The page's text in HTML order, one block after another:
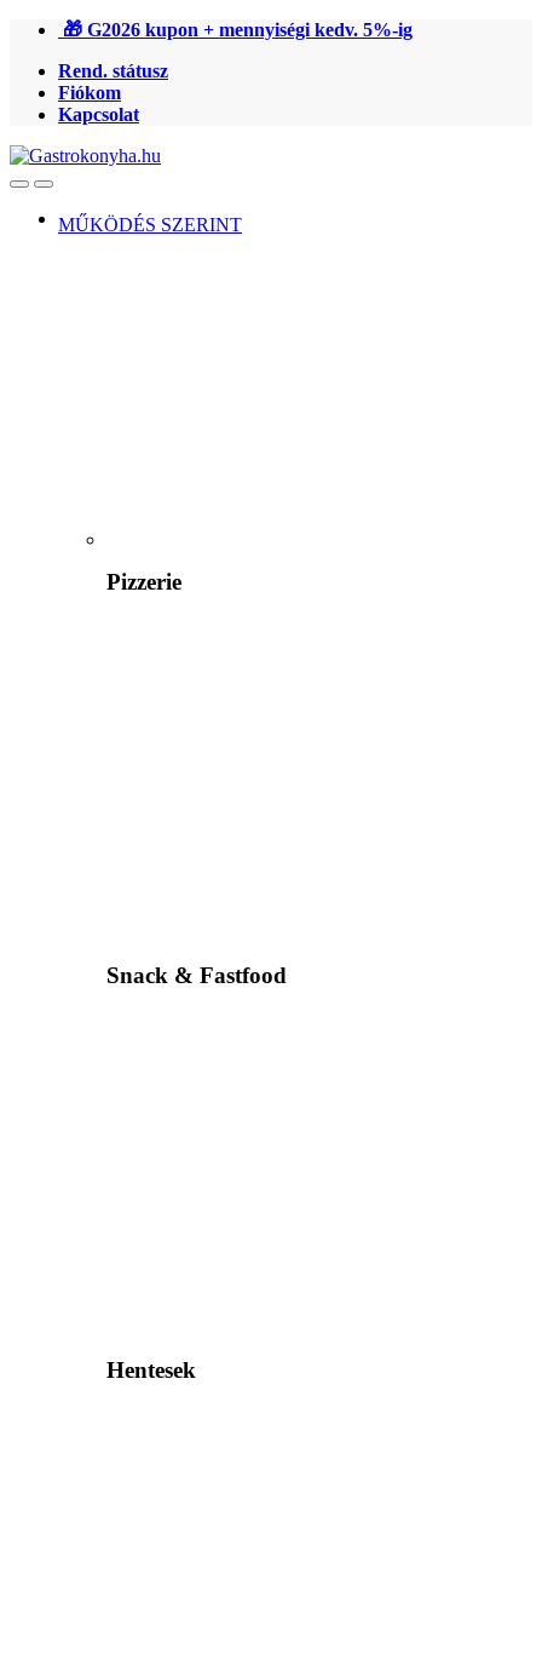
Ugrás
navigációhoz
Ugrás
tartalomra
🎁 G2026 kupon + mennyiségi kedv. 5%-ig
Rend. státusz
Fiókom
Kapcsolat
OpenClose
MŰKÖDÉS SZERINT
Pizzerie
Snack & Fastfood
Hentesek